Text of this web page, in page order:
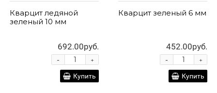
Кварцит ледяной
зеленый 10 мм
692.00руб.
+
-
Купить
Кварцит зеленый 6 мм
452.00руб.
+
-
Купить